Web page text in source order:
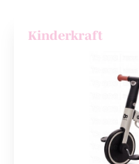
Kinderkraft